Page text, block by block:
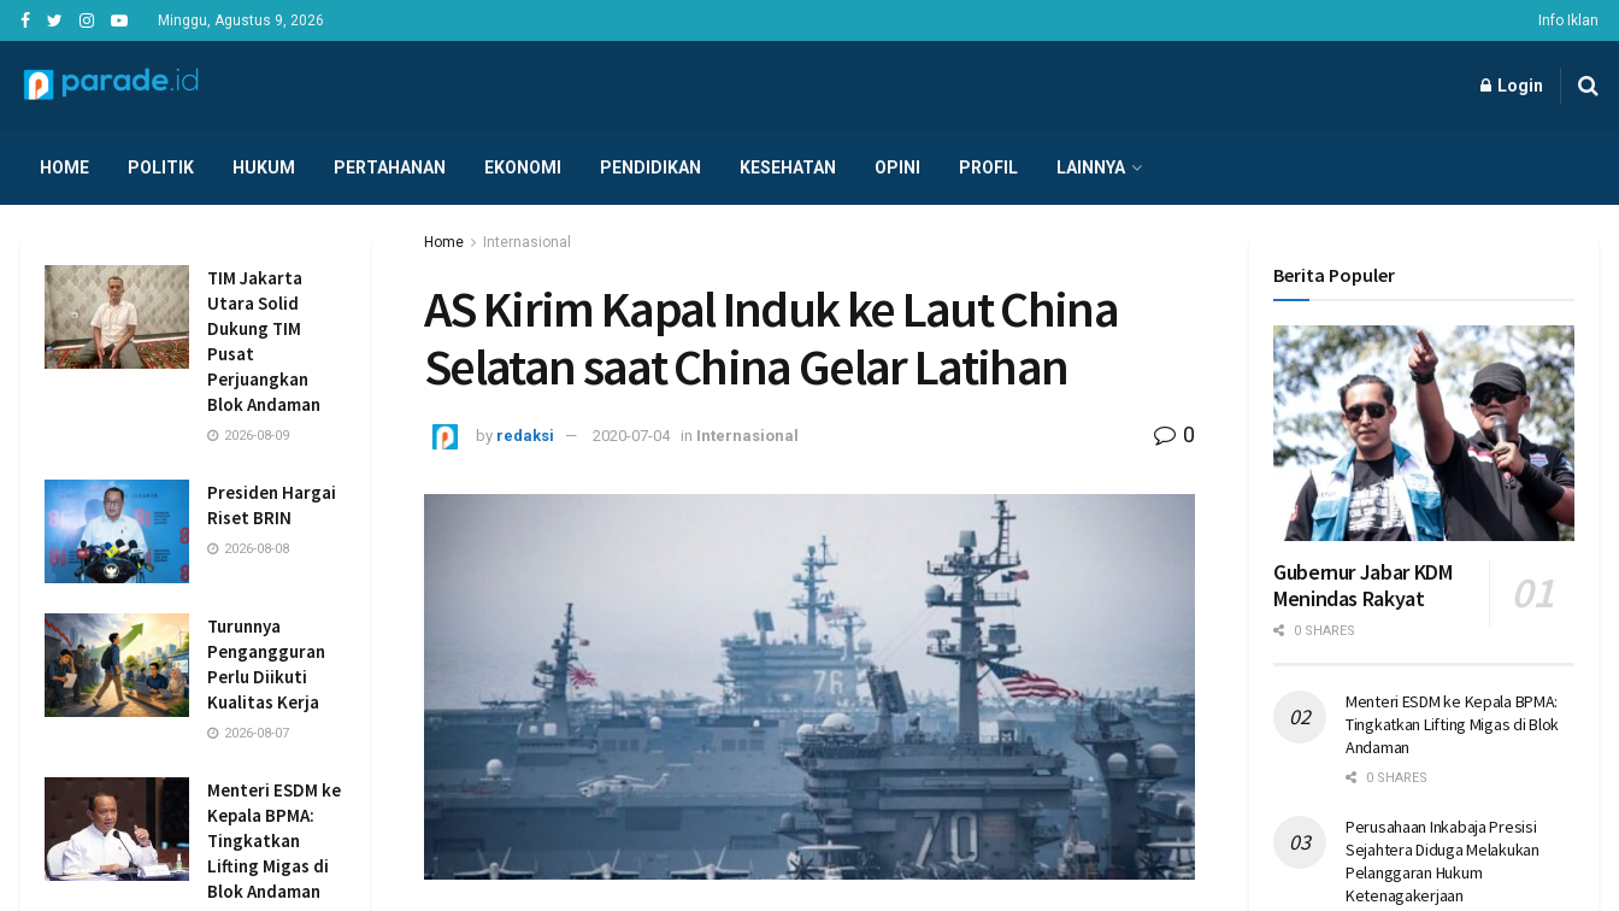
Minggu, Agustus 9, 2026 Info Iklan
Login
HOME POLITIK HUKUM PERTAHANAN EKONOMI PENDIDIKAN KESEHATAN OPINI PROFIL LAINNYA
Home Internasional
AS Kirim Kapal Induk ke Laut China
Selatan saat China Gelar Latihan
by redaksi 2020-07-04 in Internasional 0
TIM Jakarta
Utara Solid
Dukung TIM
Pusat
Perjuangkan
Blok Andaman
2026-08-09
Presiden Hargai
Riset BRIN
2026-08-08
Turunnya
Pengangguran
Perlu Diikuti
Kualitas Kerja
2026-08-07
Menteri ESDM ke
Kepala BPMA:
Tingkatkan
Lifting Migas di
Blok Andaman
Berita Populer
Gubernur Jabar KDM
Menindas Rakyat
0 SHARES
Menteri ESDM ke Kepala BPMA:
Tingkatkan Lifting Migas di Blok
Andaman
0 SHARES
Perusahaan Inkabaja Presisi
Sejahtera Diduga Melakukan
Pelanggaran Hukum
Ketenagakerjaan